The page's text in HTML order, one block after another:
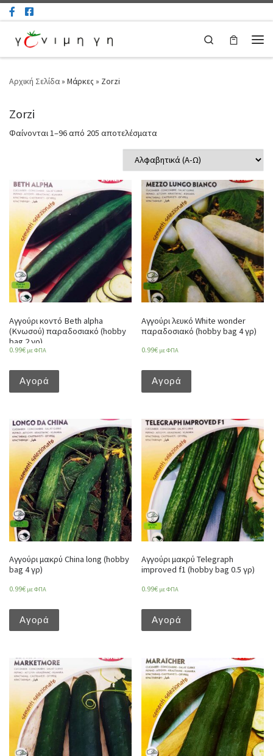
Μετάβαση στο περιεχόμενο
Search
Αρχική Σελίδα» Μάρκες » Zorzi
Zorzi
Φαίνονται 1–96 από 205 αποτελέσματα
Αγγούρι κοντό Beth alpha
(Κνωσού) παραδοσιακό (hobby
bag 2 γρ)
0.99€ με ΦΠΑ
Αγορά
Αγγούρι λευκό White wonder
παραδοσιακό (hobby bag 4 γρ)
0.99€ με ΦΠΑ
Αγορά
Αγγούρι μακρύ China long (hobby
bag 4 γρ)
0.99€ με ΦΠΑ
Αγορά
Αγγούρι μακρύ Telegraph
improved f1 (hobby bag 0.5 γρ)
0.99€ με ΦΠΑ
Αγορά